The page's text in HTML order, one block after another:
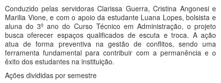
Conduzido pelas servidoras Clarissa Guerra, Cristina Angonesi e
Marilia Vione, e com o apoio da estudante Luana Lopes, bolsista e
aluna do 3º ano do Curso Técnico em Administração, o projeto
busca oferecer espaços qualificados de escuta e troca. A ação
atua de forma preventiva na gestão de conflitos, sendo uma
ferramenta fundamental para contribuir com a permanência e o
êxito dos estudantes na instituição.
Ações divididas por semestre